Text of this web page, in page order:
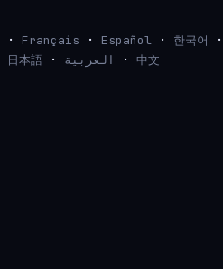
· Français · Español· 한국어 ·
日本語· العربية · 中文